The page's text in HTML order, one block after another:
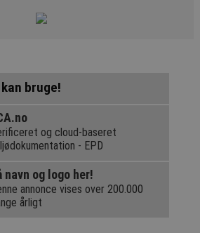
bruge!
og cloud-baseret
- EPD
navn og logo her!
annonce vises over 200.000
årligt